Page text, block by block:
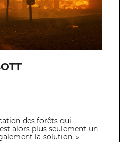
des forêts qui
alors plus seulement un
la solution. »